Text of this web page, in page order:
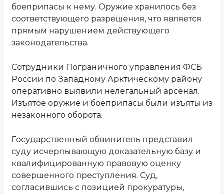
боеприпасы к нему. Оружие хранилось без
соответствующего разрешения, что является
прямым нарушением действующего
законодательства.
Сотрудники Пограничного управления ФСБ
России по Западному Арктическому району
оперативно выявили нелегальный арсенал.
Изъятое оружие и боеприпасы были изъяты из
незаконного оборота.
Государственный обвинитель представил
суду исчерпывающую доказательную базу и
квалифицированную правовую оценку
совершенного преступления. Суд,
согласившись с позицией прокуратуры,